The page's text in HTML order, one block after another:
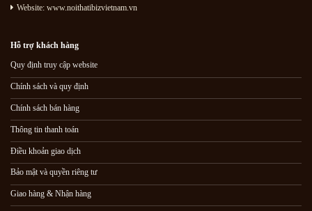
Website: www.noithatibizvietnam.vn
Hỗ trợ khách hàng
Quy định truy cập website
Chính sách và quy định
Chính sách bán hàng
Thông tin thanh toán
Điều khoản giao dịch
Bảo mật và quyền riêng tư
Giao hàng & Nhận hàng